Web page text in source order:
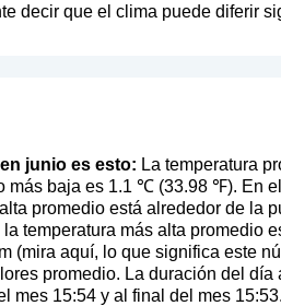
decir que el clima puede diferir
junio es esto: La temperatura
baja es 1.1 ℃ (33.98 ℉). En
promedio está alrededor de
temperatura más alta promedio
(mira aquí, lo que significa este
promedio. La duración del
mes 15:54 y al final del mes